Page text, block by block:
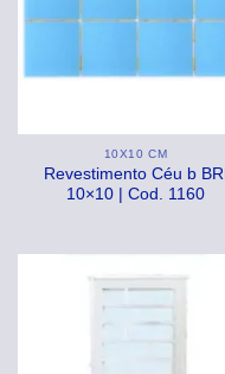
10X10 CM
Revestimento Céu b BRI
10×10 | Cod. 1160